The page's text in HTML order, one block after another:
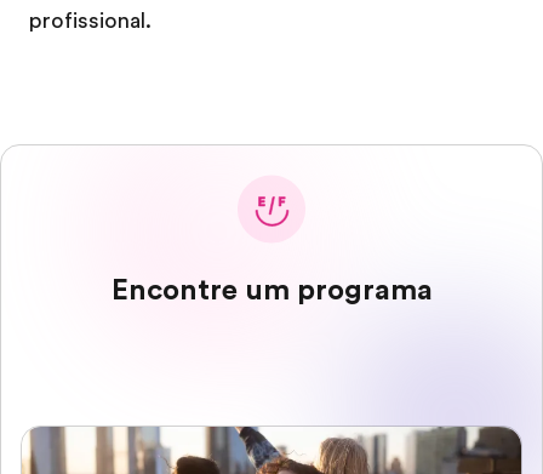
profissional.
Encontre um programa